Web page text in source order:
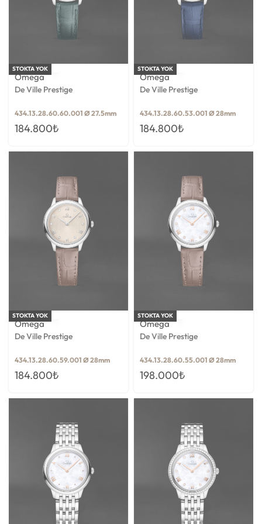
STOKTA YOK
Omega
De Ville Prestige
434.13.28.60.60.001 Ø 27.5mm
184.800₺
STOKTA YOK
Omega
De Ville Prestige
434.13.28.60.53.001 Ø 28mm
184.800₺
STOKTA YOK
Omega
De Ville Prestige
434.13.28.60.59.001 Ø 28mm
184.800₺
STOKTA YOK
Omega
De Ville Prestige
434.13.28.60.55.001 Ø 28mm
198.000₺